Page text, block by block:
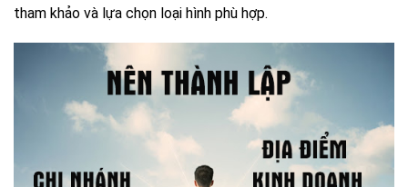
tham khảo và lựa chọn loại hình phù hợp.